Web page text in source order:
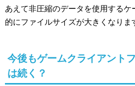
あえて非圧縮のデータを使用するケ
的にファイルサイズが大きくなりま
今後もゲームクライアント
は続く？